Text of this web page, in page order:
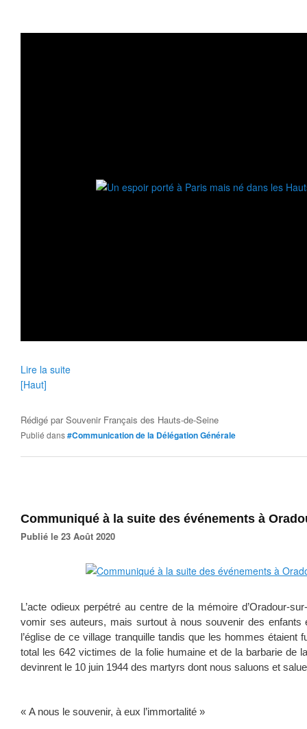
Lire la suite
[Haut]
Rédigé parSouvenir Français des Hauts-de-Seine
Publié dans#Communication de la Délégation Générale
Communiqué à la suite des événements à
Publié le 23 Août 2020
L’acte odieux perpétré au centre de la mémoire d’Oradour-
vomir ses auteurs, mais surtout à nous souvenir des enfants
l’église de ce village tranquille tandis que les hommes étaient
total les 642 victimes de la folie humaine et de la barbarie de
devinrent le 10 juin 1944 des martyrs dont nous saluons et
« A nous le souvenir, à eux l’immortalité »